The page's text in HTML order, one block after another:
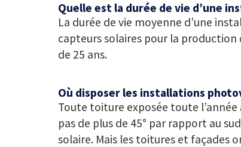
Quelle est la durée de vie d’une
La durée de vie moyenne d’une
capteurs solaires pour la production
de 25 ans.
Où disposer les installations
Toute toiture exposée toute
pas de plus de 45° par rapport au
solaire. Mais les toitures et façades